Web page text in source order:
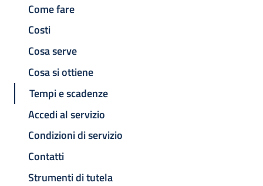
Come fare
Costi
Cosa serve
Cosa si ottiene
Tempi e scadenze
Accedi al servizio
Condizioni di servizio
Contatti
Strumenti di tutela